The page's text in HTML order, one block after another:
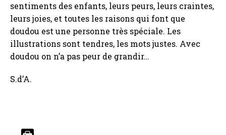
sentiments des enfants, leurs peurs, leurs craintes,
leurs joies, et toutes les raisons qui font que
doudou est une personne très spéciale. Les
illustrations sont tendres, les mots justes. Avec
doudou on n’a pas peur de grandir…
S.d’A.